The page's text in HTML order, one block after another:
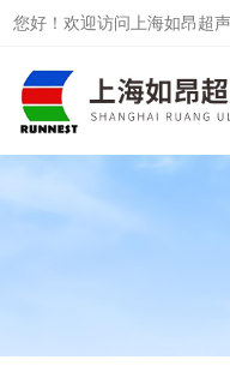
您好！欢迎访问上海如昂超